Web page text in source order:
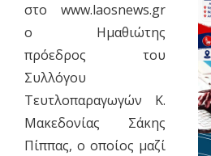
στο www.laosnews.gr
ο Ημαθιώτης
πρόεδρος του
Συλλόγου
Τευτλοπαραγωγών Κ.
Μακεδονίας Σάκης
Πίππας, ο οποίος μαζί